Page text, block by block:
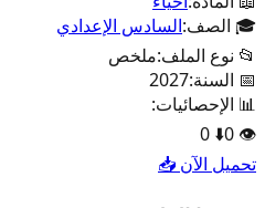
🎓 الصف:السادس الإعدادي
📂 نوع الملف:ملخص
📅 السنة:2027
📊 الإحصائيات:
👁️
0
⬇️
0
تحميل الآن 📥